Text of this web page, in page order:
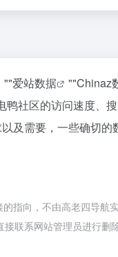
""爱站数据 ""Chinaz
鸭社区的访问速度、
及需要，一些确切的
指向，不由高老四导航
联系网站管理员进行删